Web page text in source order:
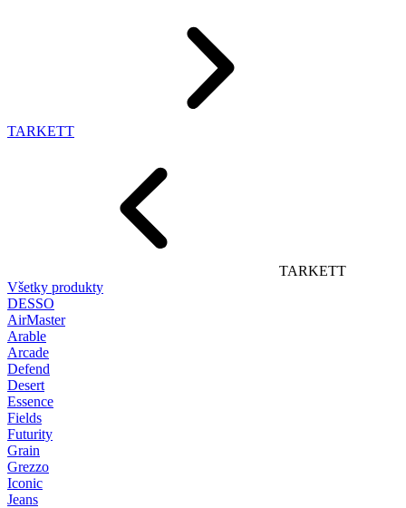
TARKETT
TARKETT
Všetky produkty
DESSO
AirMaster
Arable
Arcade
Defend
Desert
Essence
Fields
Futurity
Grain
Grezzo
Iconic
Jeans